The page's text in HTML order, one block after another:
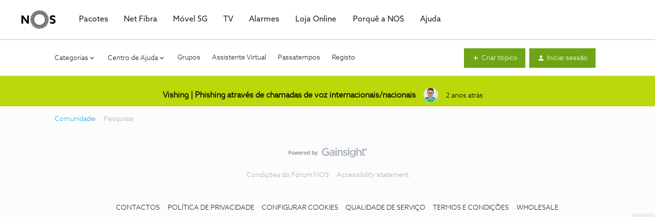
Pacotes Net Fibra Móvel 5G TV Alarmes Loja Online Porquê a NOS Ajuda
Categorias Centro de Ajuda Grupos Assistente Virtual Passatempos Registo Criar tópico Iniciar sessão
Vishing | Phishing através de chamadas de voz internacionais/nacionais 2 anos atrás
Comunidade Pesquisar
Condições do Fórum NOS Accessibility statement
CONTACTOS POLÍTICA DE PRIVACIDADE CONFIGURAR COOKIES QUALIDADE DE SERVIÇO TERMOS E CONDIÇÕES WHOLESALE